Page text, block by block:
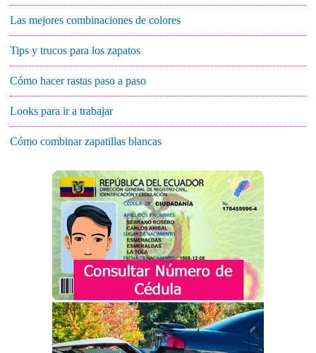
Las mejores combinaciones de colores
Tips y trucos para los zapatos
Cómo hacer rastas paso a paso
Looks para ir a trabajar
Cómo combinar zapatillas blancas